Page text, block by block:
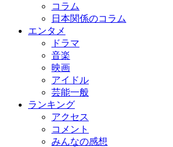
コラム
日本関係のコラム
エンタメ
ドラマ
音楽
映画
アイドル
芸能一般
ランキング
アクセス
コメント
みんなの感想